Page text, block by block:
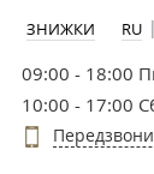
ЗНИЖКИ RU |
09:00 - 18:00
10:00 - 17:00